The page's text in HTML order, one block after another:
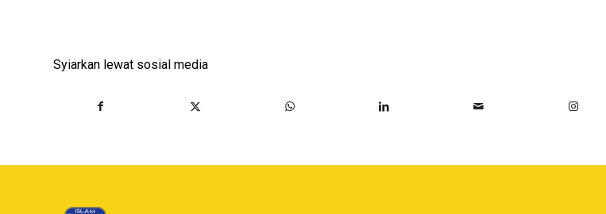
Syiarkan lewat sosial media